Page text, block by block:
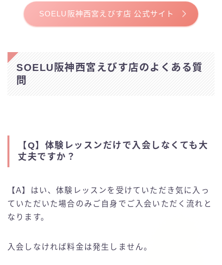
SOELU阪神西宮えびす店 公式サイト
SOELU阪神西宮えびす店のよくある質
問
【Q】 体験レッスンだけで入会しなくても大
丈夫ですか？
【A】はい、体験レッスンを受けていただき気に入っ
ていただいた場合のみご自身でご入会いただく流れと
なります。
入会しなければ料金は発生しません。